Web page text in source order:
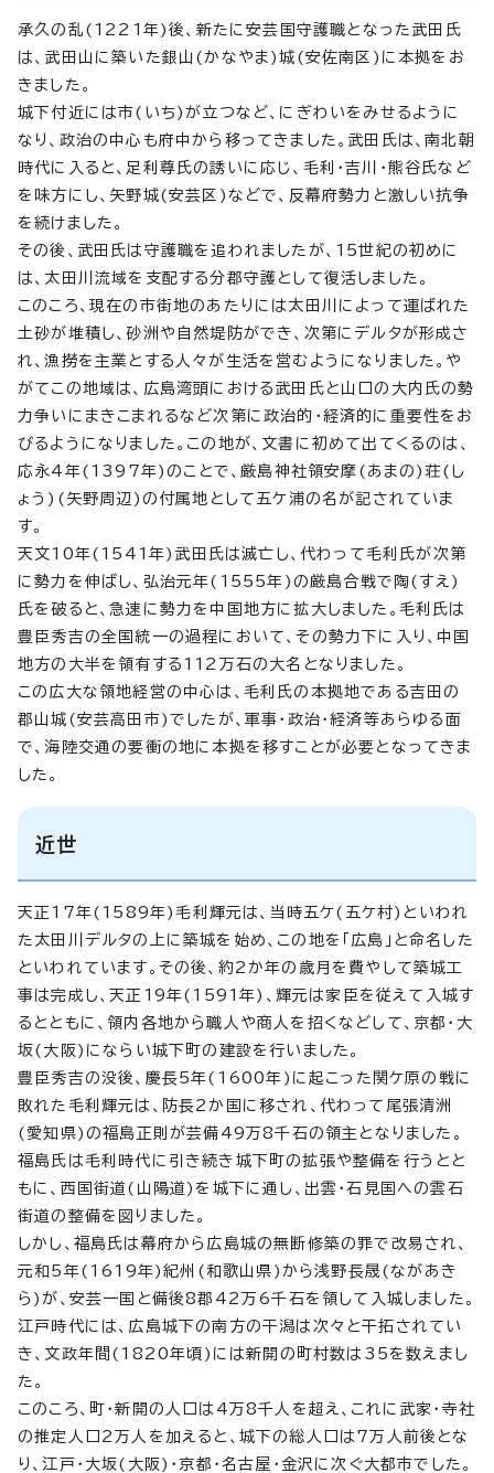
承久の乱(1221年)後、新たに安芸国守護職となった武田氏
は、武田山に築いた銀山(かなやま)城(安佐南区)に本拠をお
きました。
城下付近には市(いち)が立つなど、にぎわいをみせるように
なり、政治の中心も府中から移ってきました。武田氏は、南北朝
時代に入ると、足利尊氏の誘いに応じ、毛利・吉川・熊谷氏など
を味方にし、矢野城(安芸区)などで、反幕府勢力と激しい抗争
を続けました。
その後、武田氏は守護職を追われましたが、15世紀の初めに
は、太田川流域を支配する分郡守護として復活しました。
このころ、現在の市街地のあたりには太田川によって運ばれた
土砂が堆積し、砂洲や自然堤防ができ、次第にデルタが形成さ
れ、漁撈を主業とする人々が生活を営むようになりました。や
がてこの地域は、広島湾頭における武田氏と山口の大内氏の勢
力争いにまきこまれるなど次第に政治的・経済的に重要性をお
びるようになりました。この地が、文書に初めて出てくるのは、
応永4年(1397年)のことで、厳島神社領安摩(あまの)荘(し
ょう)(矢野周辺)の付属地として五ケ浦の名が記されていま
す。
天文10年(1541年)武田氏は滅亡し、代わって毛利氏が次第
に勢力を伸ばし、弘治元年(1555年)の厳島合戦で陶(すえ)
氏を破ると、急速に勢力を中国地方に拡大しました。毛利氏は
豊臣秀吉の全国統一の過程において、その勢力下に入り、中国
地方の大半を領有する112万石の大名となりました。
この広大な領地経営の中心は、毛利氏の本拠地である吉田の
郡山城(安芸高田市)でしたが、軍事・政治・経済等あらゆる面
で、海陸交通の要衝の地に本拠を移すことが必要となってきま
した。
近世
天正17年(1589年)毛利輝元は、当時五ケ(五ケ村)といわれ
た太田川デルタの上に築城を始め、この地を「広島」と命名した
といわれています。その後、約2か年の歳月を費やして築城工
事は完成し、天正19年(1591年)、輝元は家臣を従えて入城す
るとともに、領内各地から職人や商人を招くなどして、京都・大
坂(大阪)にならい城下町の建設を行いました。
豊臣秀吉の没後、慶長5年(1600年)に起こった関ケ原の戦に
敗れた毛利輝元は、防長2か国に移され、代わって尾張清洲
(愛知県)の福島正則が芸備49万8千石の領主となりました。
福島氏は毛利時代に引き続き城下町の拡張や整備を行うとと
もに、西国街道(山陽道)を城下に通し、出雲・石見国への雲石
街道の整備を図りました。
しかし、福島氏は幕府から広島城の無断修築の罪で改易され、
元和5年(1619年)紀州(和歌山県)から浅野長晟(ながあき
ら)が、安芸一国と備後8郡42万6千石を領して入城しました。
江戸時代には、広島城下の南方の干潟は次々と干拓されてい
き、文政年間(1820年頃)には新開の町村数は35を数えまし
た。
このころ、町・新開の人口は4万8千人を超え、これに武家・寺社
の推定人口2万人を加えると、城下の総人口は7万人前後とな
り、江戸・大坂(大阪)・京都・名古屋・金沢に次ぐ大都市でした。